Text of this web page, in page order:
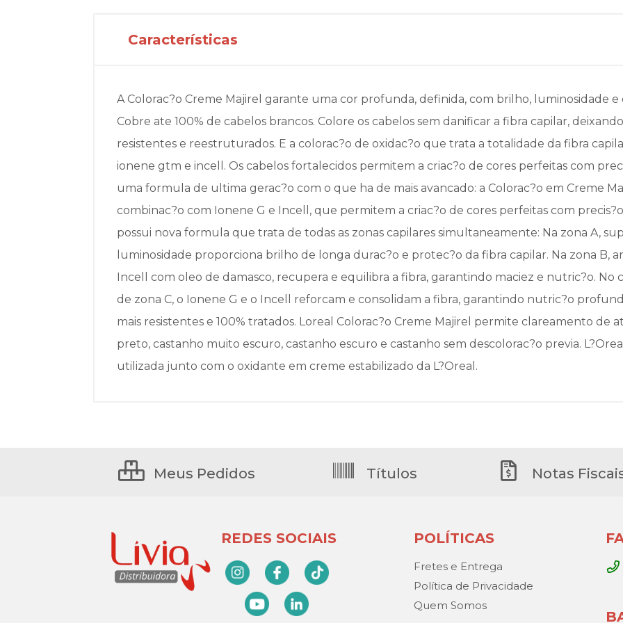
Características
A Colorac?o Creme Majirel garante uma cor profunda, definida, com brilho, luminosidade
Cobre ate 100% de cabelos brancos. Colore os cabelos sem danificar a fibra capilar,
resistentes e reestruturados. E a colorac?o de oxidac?o que trata a totalidade da fibra
ionene gtm e incell. Os cabelos fortalecidos permitem a criac?o de cores perfeitas com
uma formula de ultima gerac?o com o que ha de mais avancado: a Colorac?o em Creme
combinac?o com Ionene G e Incell, que permitem a criac?o de cores perfeitas com
possui nova formula que trata de todas as zonas capilares simultaneamente: Na zona A,
luminosidade proporciona brilho de longa durac?o e protec?o da fibra capilar. Na zona B,
Incell com oleo de damasco, recupera e equilibra a fibra, garantindo maciez e nutric?o. No
de zona C, o Ionene G e o Incell reforcam e consolidam a fibra, garantindo nutric?o
mais resistentes e 100% tratados. Loreal Colorac?o Creme Majirel permite clareamento de
preto, castanho muito escuro, castanho escuro e castanho sem descolorac?o previa.
utilizada junto com o oxidante em creme estabilizado da L?Oreal.
Meus Pedidos Títulos Notas
REDES SOCIAIS POLÍTICAS
Fretes e Entrega
Política de Privacidade
Quem Somos